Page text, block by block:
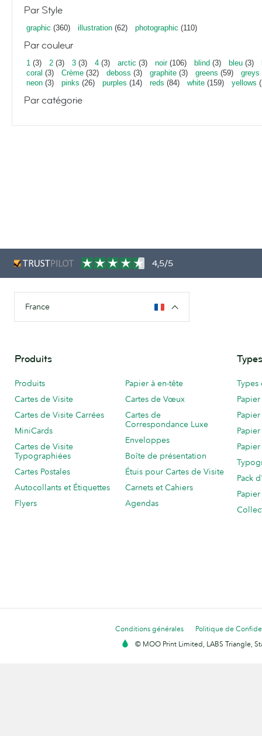
Par Style
graphic (360) illustration (62) photographic (110)
Par couleur
1 (3) 2 (3) 3 (3) 4 (3) arctic (3) noir(106) blind (3) bleu (3)
coral (3) Crème (32) deboss (3) graphite (3) greens (59) greys
neon (3) pinks (26) purples (14) reds (84) white (159) yellows
Par catégorie
4,5/5
France
Produits
Produits
Cartes de Visite
Cartes de Visite Carrées
MiniCards
Cartes de Visite
Typographiées
Cartes Postales
Autocollants et Étiquettes
Flyers
Papier à en-tête
Cartes de Vœux
Cartes de
Correspondance Luxe
Enveloppes
Boîte de présentation
Étuis pour Cartes de Visite
Carnets et Cahiers
Agendas
Pack
Conditions générales
Politique de
© MOO Print Limited, LABS Triangle,